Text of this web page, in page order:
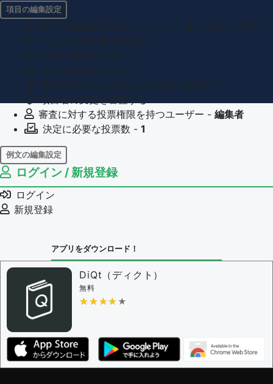
項目の編集設定
審査に対する投票権限を持つユーザー - 編集者
決定に必要な投票数 - 1
例文の編集設定
例文の編集権限を持つユーザー -
例文の削除を審査する
審査に対する投票権限を持つユーザー -
決定に必要な投票数 -
問題の編集権限を持つユーザー -すべてのユーザー
審査に対する投票権限を持つユーザー -
決定に必要な投票数 -
編集ガイドライン
ログイン / 新規登録
ログイン
新規登録
アプリをダウンロード！
DiQt（ディクト）
無料
★★★★★
★★★★★